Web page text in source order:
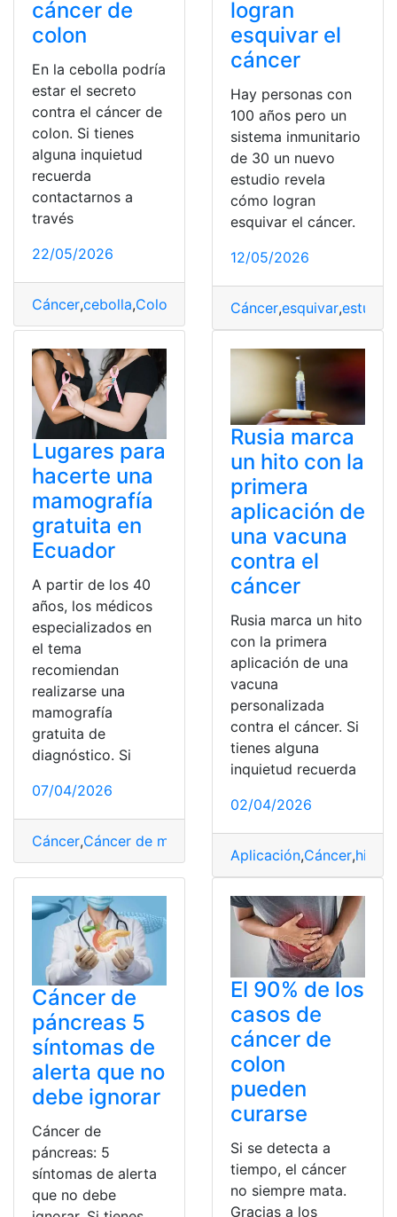
cáncer de
colon
En la cebolla podría
estar el secreto
contra el cáncer de
colon. Si tienes
alguna inquietud
recuerda
contactarnos a
través
22/05/2026
Cáncer,cebolla,Colon Secreto
logran
esquivar el
cáncer
Hay personas con
100 años pero un
sistema inmunitario
de 30 un nuevo
estudio revela
cómo logran
esquivar el cáncer.
12/05/2026
Cáncer,esquivar,estudio
Lugares para
hacerte una
mamografía
gratuita en
Ecuador
A partir de los 40
años, los médicos
especializados en
el tema
recomiendan
realizarse una
mamografía
gratuita de
diagnóstico. Si
07/04/2026
Cáncer,Cáncer de mama
Rusia marca
un hito con la
primera
aplicación de
una vacuna
contra el
cáncer
Rusia marca un hito
con la primera
aplicación de una
vacuna
personalizada
contra el cáncer. Si
tienes alguna
inquietud recuerda
02/04/2026
Aplicación,Cáncer,hito
Cáncer de
páncreas 5
síntomas de
alerta que no
debe ignorar
Cáncer de
páncreas: 5
síntomas de alerta
que no debe
El 90% de los
casos de
cáncer de
colon
pueden
curarse
Si se detecta a
tiempo, el cáncer
no siempre mata.
Gracias a los